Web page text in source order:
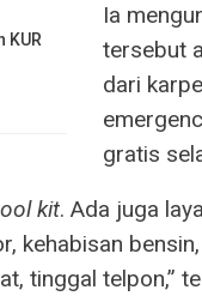
KUR
Ia
tersebut
dari
gratis
kit. Ada juga
kehabisan
tinggal telpon,”